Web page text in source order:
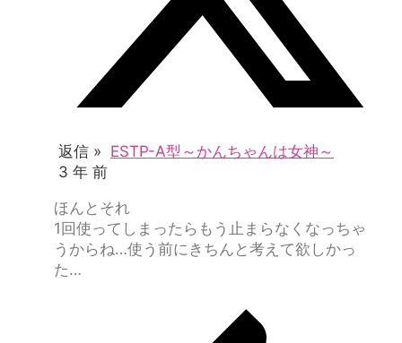
返信 » ESTP-A型～かんちゃんは女神～
3 年 前
ほんとそれ
1回使ってしまったらもう止まらなくなっちゃ
うからね…使う前にきちんと考えて欲しかっ
た…